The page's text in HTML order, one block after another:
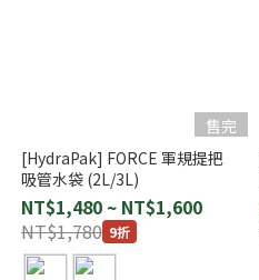
售完
[HydraPak] FORCE 軍規提把
吸管水袋 (2L/3L)
NT$1,480 ~ NT$1,600
NT$1,780 9折